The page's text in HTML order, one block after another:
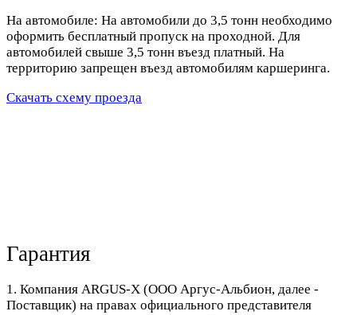
На автомобиле: На автомобили до 3,5 тонн необходимо
оформить бесплатный пропуск на проходной. Для
автомобилей свыше 3,5 тонн въезд платный. На
территорию запрещен въезд автомобилям каршеринга.
Скачать схему проезда
Гарантия
1. Компания ARGUS-X (ООО Аргус-Альбион, далее -
Поставщик) на правах официального представителя